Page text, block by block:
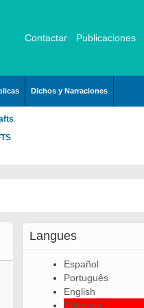
Contactar Publicaciones
Dichos y Narraciones
Langues
Español
Português
English
Français